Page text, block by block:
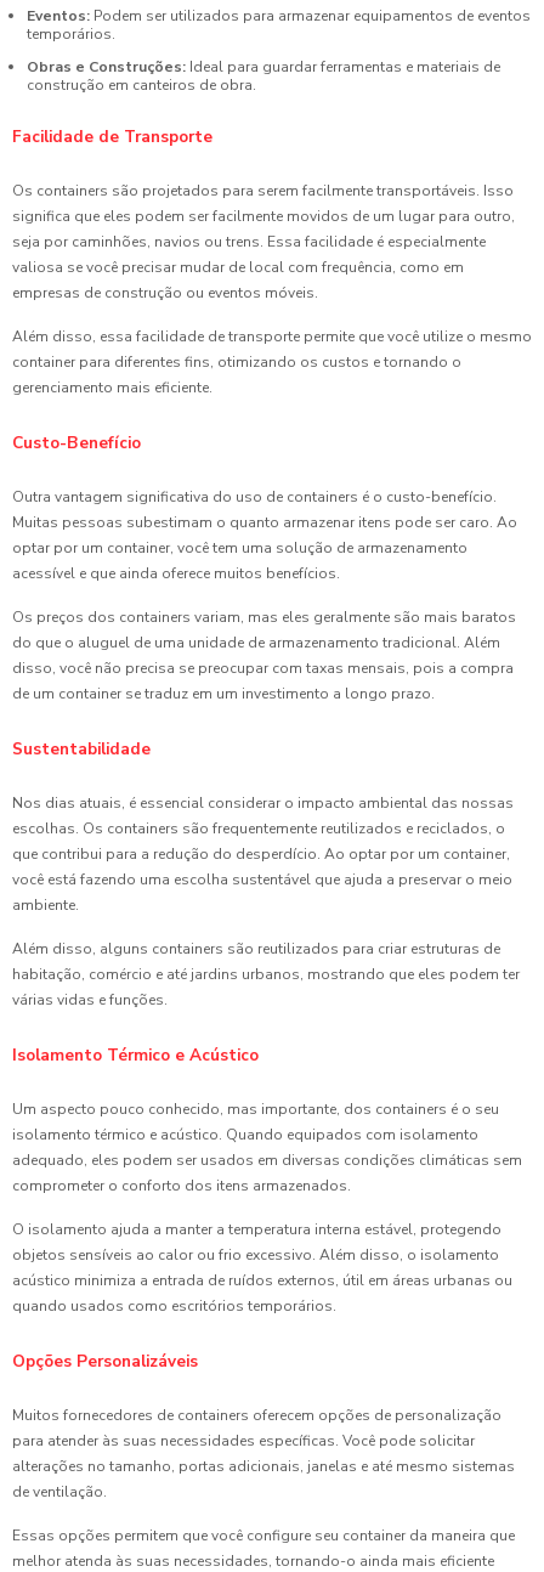
Eventos: Podem ser utilizados para armazenar equipamentos de eventos
temporários.
Obras e Construções: Ideal para guardar ferramentas e materiais de
construção em canteiros de obra.
Facilidade de Transporte
Os containers são projetados para serem facilmente transportáveis. Isso
significa que eles podem ser facilmente movidos de um lugar para outro,
seja por caminhões, navios ou trens. Essa facilidade é especialmente
valiosa se você precisar mudar de local com frequência, como em
empresas de construção ou eventos móveis.
Além disso, essa facilidade de transporte permite que você utilize o mesmo
container para diferentes fins, otimizando os custos e tornando o
gerenciamento mais eficiente.
Custo-Benefício
Outra vantagem significativa do uso de containers é o custo-benefício.
Muitas pessoas subestimam o quanto armazenar itens pode ser caro. Ao
optar por um container, você tem uma solução de armazenamento
acessível e que ainda oferece muitos benefícios.
Os preços dos containers variam, mas eles geralmente são mais baratos
do que o aluguel de uma unidade de armazenamento tradicional. Além
disso, você não precisa se preocupar com taxas mensais, pois a compra
de um container se traduz em um investimento a longo prazo.
Sustentabilidade
Nos dias atuais, é essencial considerar o impacto ambiental das nossas
escolhas. Os containers são frequentemente reutilizados e reciclados, o
que contribui para a redução do desperdício. Ao optar por um container,
você está fazendo uma escolha sustentável que ajuda a preservar o meio
ambiente.
Além disso, alguns containers são reutilizados para criar estruturas de
habitação, comércio e até jardins urbanos, mostrando que eles podem ter
várias vidas e funções.
Isolamento Térmico e Acústico
Um aspecto pouco conhecido, mas importante, dos containers é o seu
isolamento térmico e acústico. Quando equipados com isolamento
adequado, eles podem ser usados em diversas condições climáticas sem
comprometer o conforto dos itens armazenados.
O isolamento ajuda a manter a temperatura interna estável, protegendo
objetos sensíveis ao calor ou frio excessivo. Além disso, o isolamento
acústico minimiza a entrada de ruídos externos, útil em áreas urbanas ou
quando usados como escritórios temporários.
Opções Personalizáveis
Muitos fornecedores de containers oferecem opções de personalização
para atender às suas necessidades específicas. Você pode solicitar
alterações no tamanho, portas adicionais, janelas e até mesmo sistemas
de ventilação.
Essas opções permitem que você configure seu container da maneira que
melhor atenda às suas necessidades, tornando-o ainda mais eficiente